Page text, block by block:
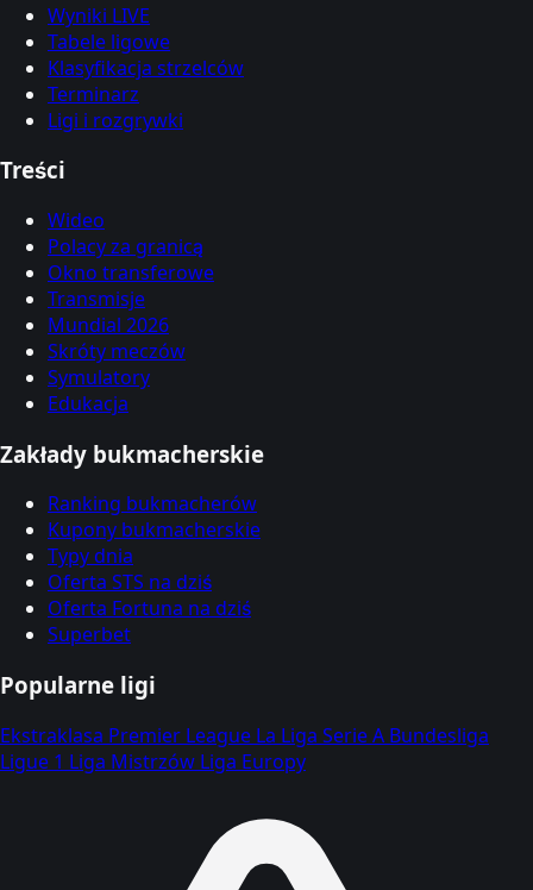
Wyniki LIVE
Tabele ligowe
Klasyfikacja strzelców
Terminarz
Ligi i rozgrywki
Treści
Wideo
Polacy za granicą
Okno transferowe
Transmisje
Mundial 2026
Skróty meczów
Symulatory
Edukacja
Zakłady bukmacherskie
Ranking bukmacherów
Kupony bukmacherskie
Typy dnia
Oferta STS na dziś
Oferta Fortuna na dziś
Superbet
Popularne ligi
Ekstraklasa Premier League La Liga Serie A Bundesliga
Ligue 1 Liga Mistrzów Liga Europy